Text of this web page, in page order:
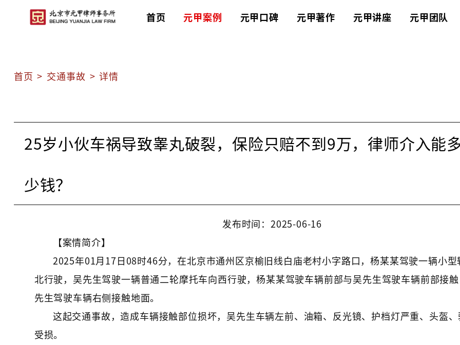
首页 元甲案例 元甲口碑 元甲著作 元甲讲座 元甲团队
首页 > 交通事故 > 详情
25岁小伙车祸导致睾丸破裂，保险只赔不到9万，律师介入能
少钱？
发布时间：2025-06-16
【案情简介】
2025年01月17日08时46分，在北京市通州区京榆旧线白庙老村小字路口，杨某某驾驶一辆小型
北行驶，吴先生驾驶一辆普通二轮摩托车向西行驶，杨某某驾驶车辆前部与吴先生驾驶车辆前部接
先生驾驶车辆右侧接触地面。
这起交通事故，造成车辆接触部位损坏，吴先生车辆左前、油箱、反光镜、护档灯严重、头盔
受损。